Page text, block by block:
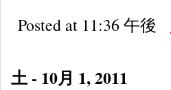
Posted at 11:36 午後
土 - 10月 1, 2011